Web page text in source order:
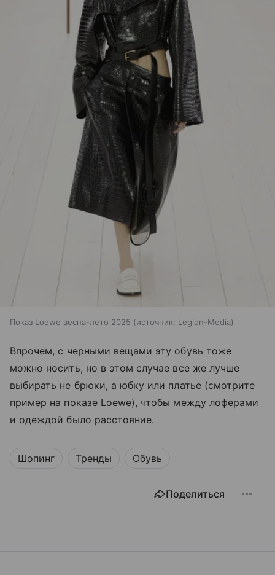
Показ Loewe весна-лето 2025 источник: Legion-Media
Впрочем, с черными вещами эту обувь тоже
можно носить, но в этом случае все же лучше
выбирать не брюки, а юбку или платье (смотрите
пример на показе Loewe), чтобы между лоферами
и одеждой было расстояние.
Шопинг Тренды Обувь
Поделиться